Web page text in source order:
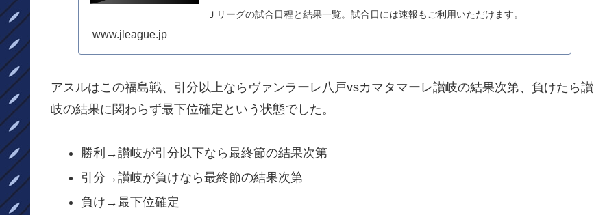
Ｊリーグの試合日程と結果一覧。試合日には速報もご利用いただけます。
www.jleague.jp
アスルはこの福島戦、引分以上ならヴァンラーレ八戸vsカマタマーレ讃岐の結果次第、負けたら讃
岐の結果に関わらず最下位確定という状態でした。
勝利→讃岐が引分以下なら最終節の結果次第
引分→讃岐が負けなら最終節の結果次第
負け→最下位確定